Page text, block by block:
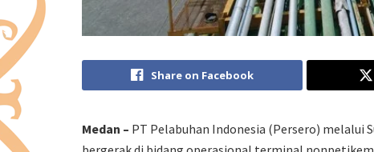
Share on Facebook
Medan – PT Pelabuhan Indonesia (Persero) melalui